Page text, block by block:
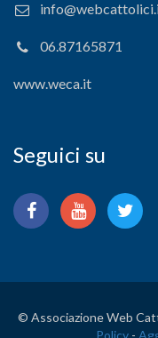
06.87165871
www.weca.it
Seguici su
© Associazione Web
Policy -